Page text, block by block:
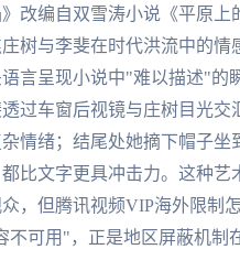
》改编自双雪涛小说《平原上
树与李斐在时代洪流中的情
言呈现小说中"难以描述"的
过车窗后视镜与庄树目光交
情绪；结尾处她摘下帽子坐
比文字更具冲击力。这种艺
，但腾讯视频VIP海外限制
不可用"，正是地区屏蔽机制